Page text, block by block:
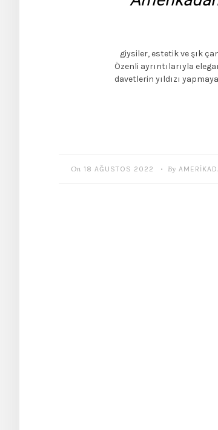
giysiler, estetik ve şık
Özenli ayrıntılarıyla
davetlerin yıldızı
On 18 AĞUSTOS 2022 • By